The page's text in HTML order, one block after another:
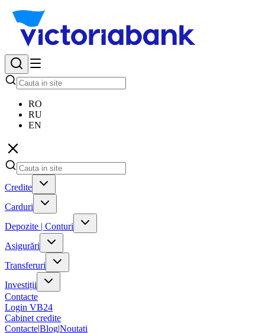
RO
RU
EN
Credite
Carduri
Depozite | Conturi
Asigurări
Transferuri
Investiții
Contacte
Login VB24
Cabinet credite
Contacte|Blog|Noutati